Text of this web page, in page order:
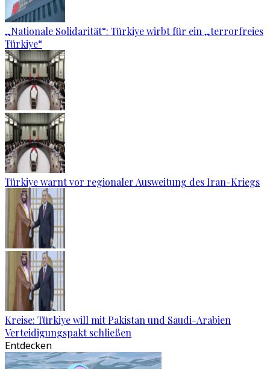
„Nationale Solidarität“: Türkiye wirbt für ein „terrorfreies
Türkiye“
Türkiye warnt vor regionaler Ausweitung des Iran-Kriegs
Kreise: Türkiye will mit Pakistan und Saudi-Arabien
Verteidigungspakt schließen
Entdecken